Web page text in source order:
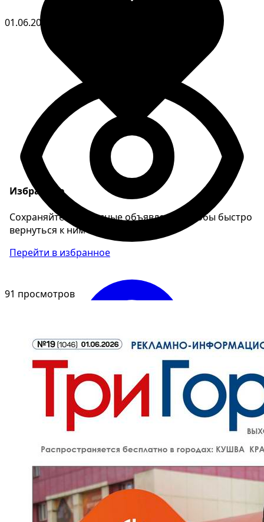
Избранное
Сохраняйте интересные объявления, чтобы быстро
вернуться к ним позже.
Перейти в избранное
Войти
01.06.2026
91 просмотров